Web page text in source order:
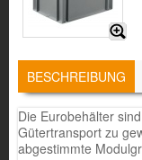
BESCHREIBUNG
Die Eurobehälter
Gütertransport zu
abgestimmte